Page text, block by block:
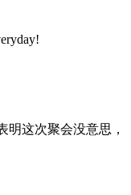
明这次聚会没意思，